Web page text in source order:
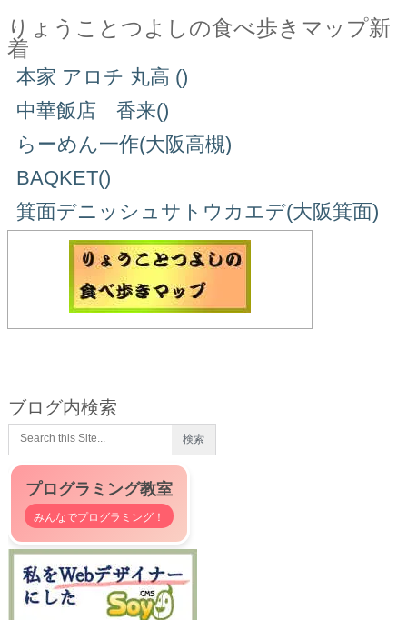
りょうことつよしの食べ歩きマップ新
着
本家 アロチ 丸高 ()
中華飯店 香来()
らーめん一作(大阪高槻)
BAQKET()
箕面デニッシュサトウカエデ(大阪箕面)
ブログ内検索
プログラミング教室
みんなでプログラミング！